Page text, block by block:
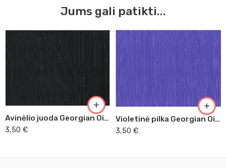
Jums gali patikti...
Avinėlio juoda Georgian Oil, 38ml (035)
3,50 €
Violetinė pilka Georgian Oil, 38ml (442)
3,50 €